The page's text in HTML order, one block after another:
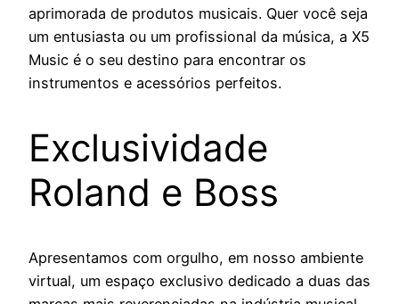
aprimorada de produtos musicais. Quer você seja
um entusiasta ou um profissional da música, a X5
Music é o seu destino para encontrar os
instrumentos e acessórios perfeitos.
Exclusividade
Roland e Boss
Apresentamos com orgulho, em nosso ambiente
virtual, um espaço exclusivo dedicado a duas das